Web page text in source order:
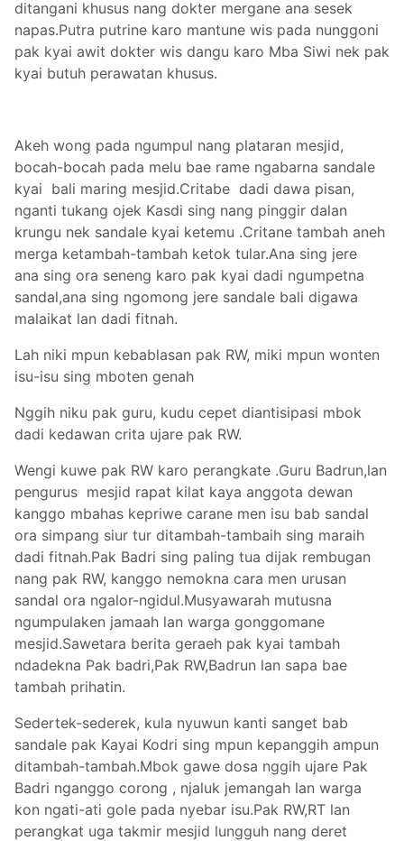
ditangani khusus nang dokter mergane ana sesek
napas.Putra putrine karo mantune wis pada nunggoni
pak kyai awit dokter wis dangu karo Mba Siwi nek pak
kyai butuh perawatan khusus.
Akeh wong pada ngumpul nang plataran mesjid,
bocah-bocah pada melu bae rame ngabarna sandale
kyai bali maring mesjid.Critabe dadi dawa pisan,
nganti tukang ojek Kasdi sing nang pinggir dalan
krungu nek sandale kyai ketemu .Critane tambah aneh
merga ketambah-tambah ketok tular.Ana sing jere
ana sing ora seneng karo pak kyai dadi ngumpetna
sandal,ana sing ngomong jere sandale bali digawa
malaikat lan dadi fitnah.
Lah niki mpun kebablasan pak RW, miki mpun wonten
isu-isu sing mboten genah
Nggih niku pak guru, kudu cepet diantisipasi mbok
dadi kedawan crita ujare pak RW.
Wengi kuwe pak RW karo perangkate .Guru Badrun,lan
pengurus mesjid rapat kilat kaya anggota dewan
kanggo mbahas kepriwe carane men isu bab sandal
ora simpang siur tur ditambah-tambaih sing maraih
dadi fitnah.Pak Badri sing paling tua dijak rembugan
nang pak RW, kanggo nemokna cara men urusan
sandal ora ngalor-ngidul.Musyawarah mutusna
ngumpulaken jamaah lan warga gonggomane
mesjid.Sawetara berita geraeh pak kyai tambah
ndadekna Pak badri,Pak RW,Badrun lan sapa bae
tambah prihatin.
Sedertek-sederek, kula nyuwun kanti sanget bab
sandale pak Kayai Kodri sing mpun kepanggih ampun
ditambah-tambah.Mbok gawe dosa nggih ujare Pak
Badri nganggo corong , njaluk jemangah lan warga
kon ngati-ati gole pada nyebar isu.Pak RW,RT lan
perangkat uga takmir mesjid lungguh nang deret